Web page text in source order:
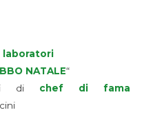
laboratori
NATALE“
di chef di fama